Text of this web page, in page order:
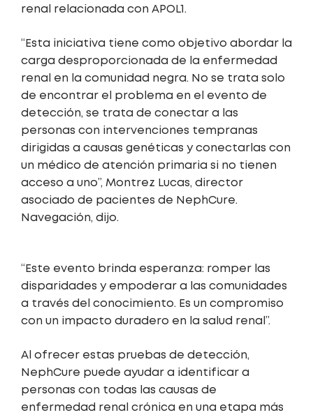
renal relacionada con APOL1.
“Esta iniciativa tiene como objetivo abordar la
carga desproporcionada de la enfermedad
renal en la comunidad negra. No se trata solo
de encontrar el problema en el evento de
detección, se trata de conectar a las
personas con intervenciones tempranas
dirigidas a causas genéticas y conectarlas con
un médico de atención primaria si no tienen
acceso a uno”, Montrez Lucas, director
asociado de pacientes de NephCure.
Navegación, dijo.
“Este evento brinda esperanza: romper las
disparidades y empoderar a las comunidades
a través del conocimiento. Es un compromiso
con un impacto duradero en la salud renal”.
Al ofrecer estas pruebas de detección,
NephCure puede ayudar a identificar a
personas con todas las causas de
enfermedad renal crónica en una etapa más